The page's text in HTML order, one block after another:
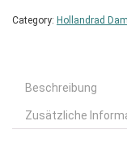
Category: Hollandrad
Beschreibung
Zusätzliche